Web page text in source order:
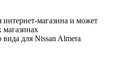
интернет-магазина и может
магазинах
вида для Nissan Almera